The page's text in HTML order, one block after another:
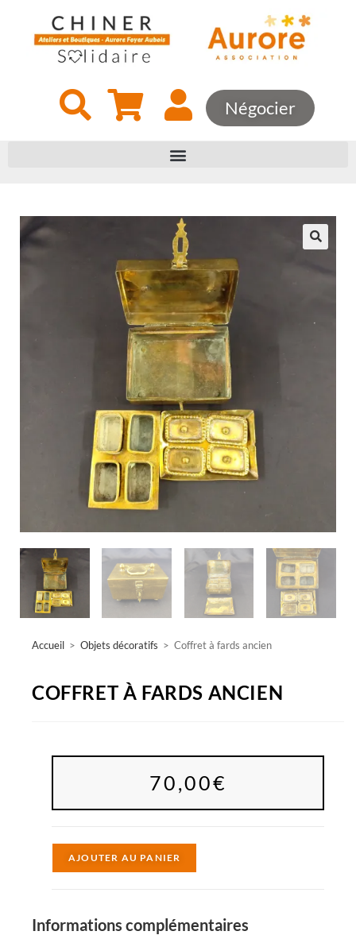
Négocier
Accueil > Objets décoratifs > Coffret à fards ancien
COFFRET À FARDS ANCIEN
70,00€
AJOUTER AU PANIER
Informations complémentaires